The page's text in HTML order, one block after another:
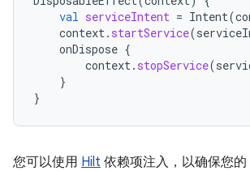
val serviceIntent = Intent(
context. startService(
onDispose {
context. stopService(
}
}
您可以使用 Hilt 依赖项注入，以确保您